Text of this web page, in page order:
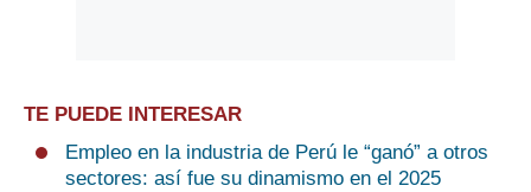
TE PUEDE INTERESAR
Empleo en la industria de Perú le “ganó” a otros
sectores: así fue su dinamismo en el 2025